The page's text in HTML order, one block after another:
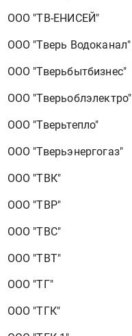
ООО "ТВ-ЕНИСЕЙ"
ООО "Тверь Водоканал"
ООО "Тверьбытбизнес"
ООО "Тверьоблэлектро"
ООО "Тверьтепло"
ООО "Тверьэнергогаз"
ООО "ТВК"
ООО "ТВР"
ООО "ТВС"
ООО "ТВТ"
ООО "ТГ"
ООО "ТГК"